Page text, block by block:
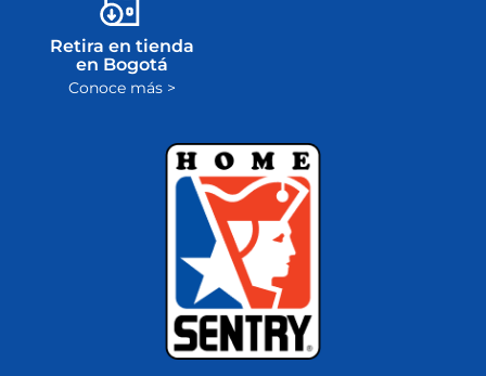
Retira en tienda
en Bogotá
Conoce más >